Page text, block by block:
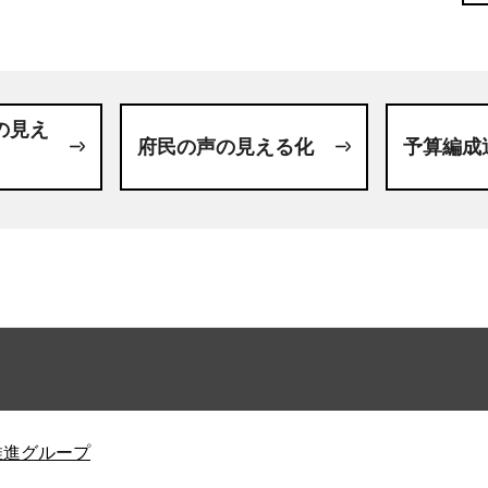
見え
府民の声の見える化
予算編成
グループ